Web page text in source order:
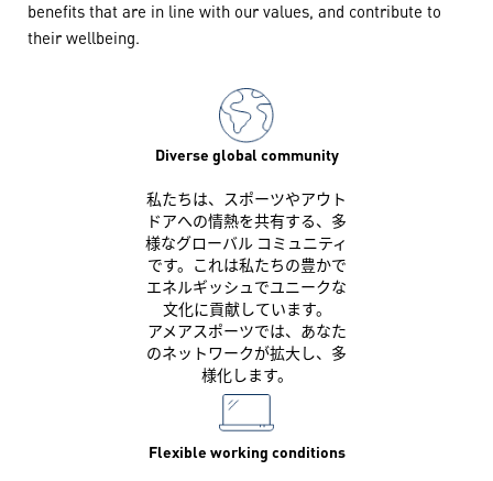
benefits that are in line with our values, and contribute to
their wellbeing.
Diverse global community
私たちは、スポーツやアウト
ドアへの情熱を共有する、多
様なグローバル コミュニティ
です。これは私たちの豊かで
エネルギッシュでユニークな
文化に貢献しています。
アメアスポーツでは、あなた
のネットワークが拡大し、多
様化します。
Flexible working conditions